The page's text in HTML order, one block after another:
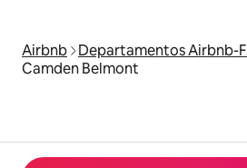
Airbnb
Departamentos Airbnb-
Camden Belmont